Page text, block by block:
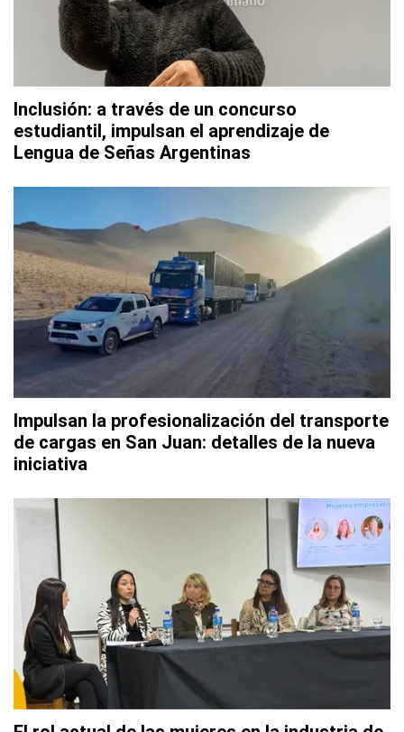
Inclusión: a través de un concurso
estudiantil, impulsan el aprendizaje de
Lengua de Señas Argentinas
Impulsan la profesionalización del transporte
de cargas en San Juan: detalles de la nueva
iniciativa